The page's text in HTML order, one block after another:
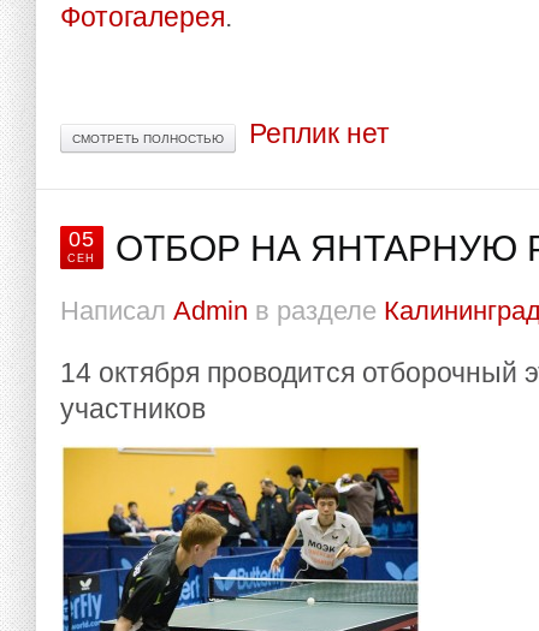
Фотогалерея.
СМОТРЕТЬ ПОЛНОСТЬЮ Реплик нет
05
СЕН ОТБОР НА ЯНТАРНУЮ
Написал Admin в разделе
14 октября проводится отборочный
участников